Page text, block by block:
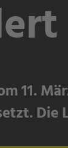
11.
Die